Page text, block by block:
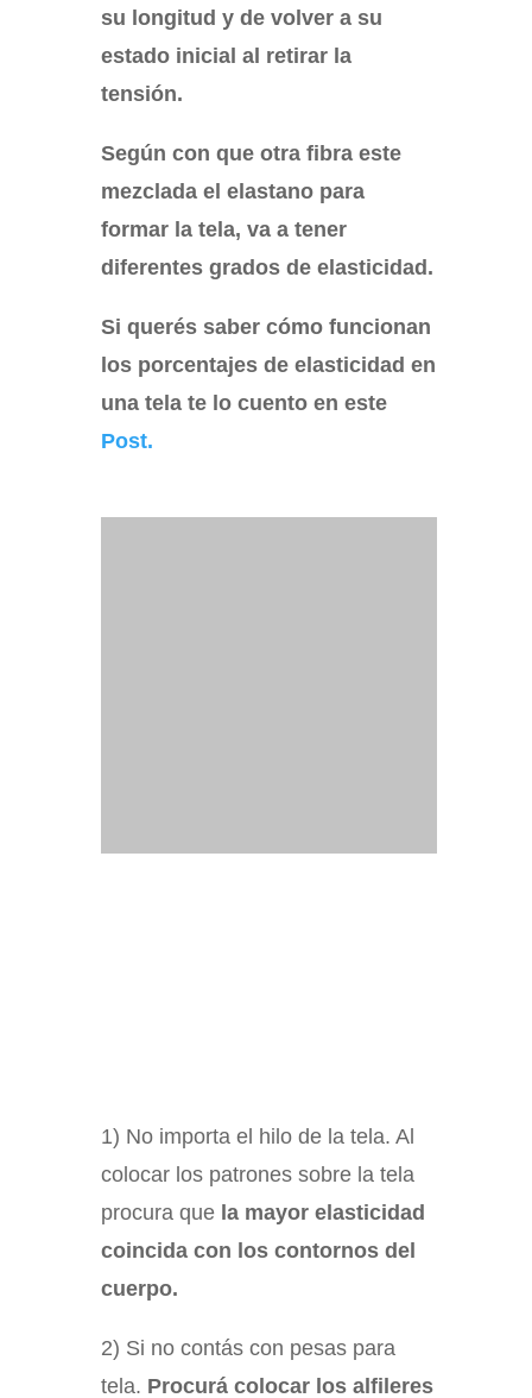
su longitud y de volver a su
estado inicial al retirar la
tensión.
Según con que otra fibra este
mezclada el elastano para
formar la tela, va a tener
diferentes grados de elasticidad.
Si querés saber cómo funcionan
los porcentajes de elasticidad en
una tela te lo cuento en este
Post.
1) No importa el hilo de la tela. Al
colocar los patrones sobre la tela
procura que la mayor elasticidad
coincida con los contornos del
cuerpo.
2) Si no contás con pesas para
tela. Procurá colocar los alfileres